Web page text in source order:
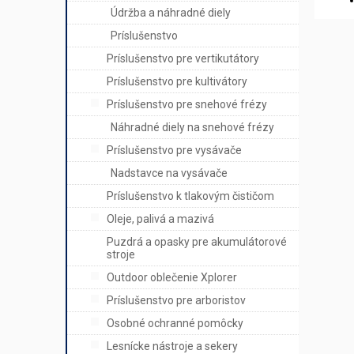
Údržba a náhradné diely
Príslušenstvo
Príslušenstvo pre vertikutátory
Príslušenstvo pre kultivátory
Príslušenstvo pre snehové frézy
Náhradné diely na snehové frézy
Príslušenstvo pre vysávače
Nadstavce na vysávače
Príslušenstvo k tlakovým čističom
Oleje, palivá a mazivá
Puzdrá a opasky pre akumulátorové
stroje
Outdoor oblečenie Xplorer
Príslušenstvo pre arboristov
Osobné ochranné pomôcky
Lesnícke nástroje a sekery